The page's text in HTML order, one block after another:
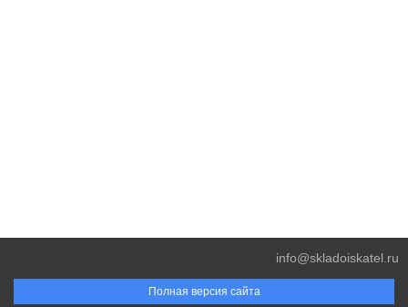
Полная версия сайта
info@skladoiskatel.ru